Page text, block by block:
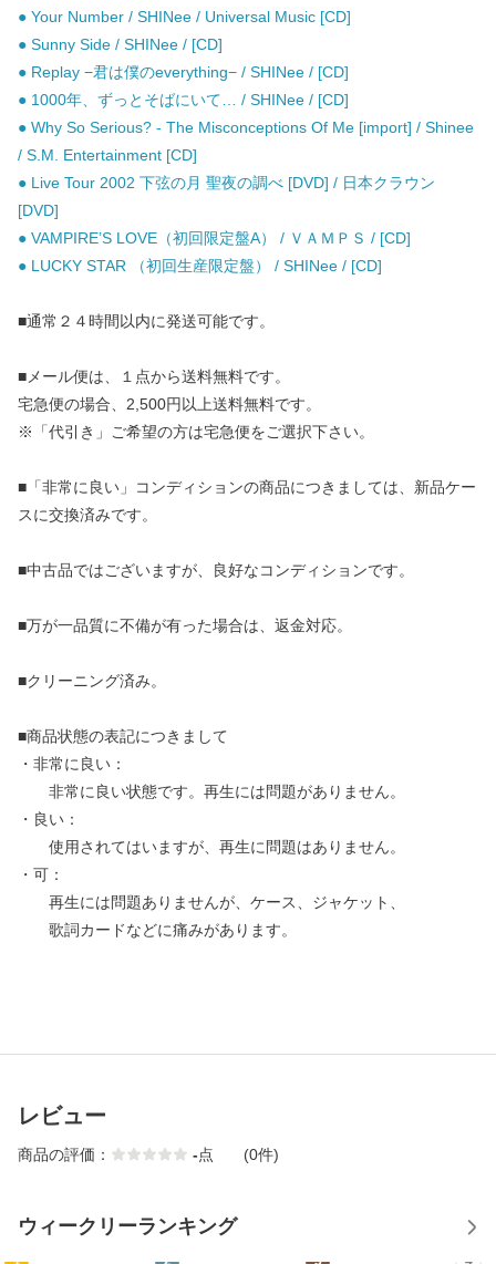
● Your Number / SHINee / Universal Music [CD]
● Sunny Side / SHINee / [CD]
● Replay −君は僕のeverything− / SHINee / [CD]
● 1000年、ずっとそばにいて… / SHINee / [CD]
● Why So Serious? - The Misconceptions Of Me [import] / Shinee
/ S.M. Entertainment [CD]
● Live Tour 2002 下弦の月 聖夜の調べ [DVD] / 日本クラウン
[DVD]
● VAMPIRE’S LOVE（初回限定盤A） / ＶＡＭＰＳ / [CD]
● LUCKY STAR （初回生産限定盤） / SHINee / [CD]
■通常２４時間以内に発送可能です。
■メール便は、１点から送料無料です。
宅急便の場合、2,500円以上送料無料です。
※「代引き」ご希望の方は宅急便をご選択下さい。
■「非常に良い」コンディションの商品につきましては、新品ケー
スに交換済みです。
■中古品ではございますが、良好なコンディションです。
■万が一品質に不備が有った場合は、返金対応。
■クリーニング済み。
■商品状態の表記につきまして
・非常に良い：
非常に良い状態です。再生には問題がありません。
・良い：
使用されてはいますが、再生に問題はありません。
・可：
再生には問題ありませんが、ケース、ジャケット、
歌詞カードなどに痛みがあります。
レビュー
商品の評価： -点 (0件)
ウィークリーランキング
1 2 3 4